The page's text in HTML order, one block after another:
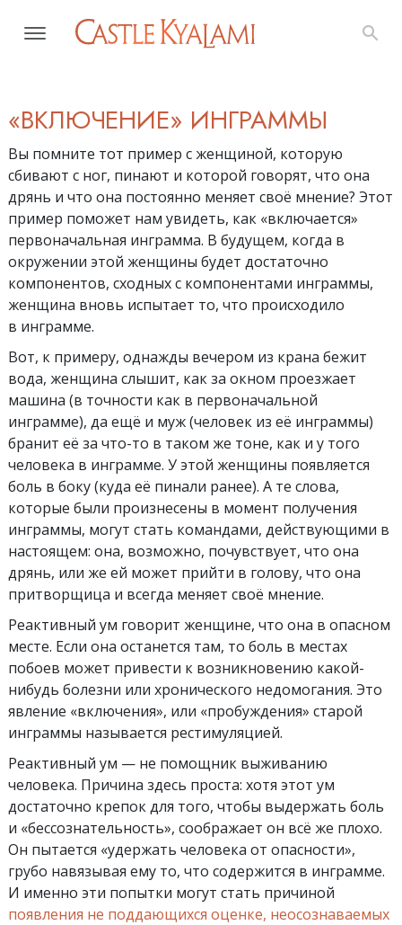
«ВКЛЮЧЕНИЕ» ИНГРАММЫ
Вы помните тот пример с женщиной, которую
сбивают с ног, пинают и которой говорят, что она
дрянь и что она постоянно меняет своё мнение? Этот
пример поможет нам увидеть, как «включается»
первоначальная инграмма. В будущем, когда в
окружении этой женщины будет достаточно
компонентов, сходных с компонентами инграммы,
женщина вновь испытает то, что происходило
в инграмме.
Вот, к примеру, однажды вечером из крана бежит
вода, женщина слышит, как за окном проезжает
машина (в точности как в первоначальной
инграмме), да ещё и муж (человек из её инграммы)
бранит её за что-то в таком же тоне, как и у того
человека в инграмме. У этой женщины появляется
боль в боку (куда её пинали ранее). А те слова,
которые были произнесены в момент получения
инграммы, могут стать командами, действующими в
настоящем: она, возможно, почувствует, что она
дрянь, или же ей может прийти в голову, что она
притворщица и всегда меняет своё мнение.
Реактивный ум говорит женщине, что она в опасном
месте. Если она останется там, то боль в местах
побоев может привести к возникновению какой-
нибудь болезни или хронического недомогания. Это
явление «включения», или «пробуждения» старой
инграммы называется рестимуляцией.
Реактивный ум — не помощник выживанию
человека. Причина здесь проста: хотя этот ум
достаточно крепок для того, чтобы выдержать боль
и «бессознательность», соображает он всё же плохо.
Он пытается «удержать человека от опасности»,
грубо навязывая ему то, что содержится в инграмме.
И именно эти попытки могут стать причиной
появления не поддающихся оценке, неосознаваемых